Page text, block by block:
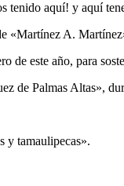
tenido aquí! y aquí
«Martínez A.
de este año, para
de Palmas Altas»,
y tamaulipecas».